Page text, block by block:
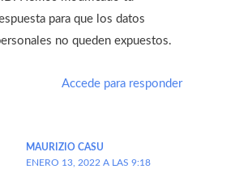
para que los datos
no queden expuestos.
Accede para responder
MAURIZIO CASU
ENERO 13, 2022 A LAS 9:18